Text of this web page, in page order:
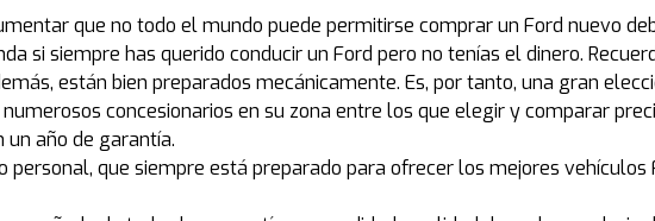
que no todo el mundo puede permitirse comprar un Ford nuevo
si siempre has querido conducir un Ford pero no tenías el dinero.
están bien preparados mecánicamente. Es, por tanto, una gran
concesionarios en su zona entre los que elegir y comparar
año de garantía.
personal, que siempre está preparado para ofrecer los mejores vehículos